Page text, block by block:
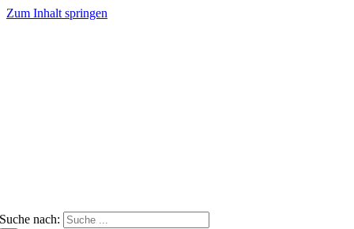
Zum Inhalt springen
Suche nach: